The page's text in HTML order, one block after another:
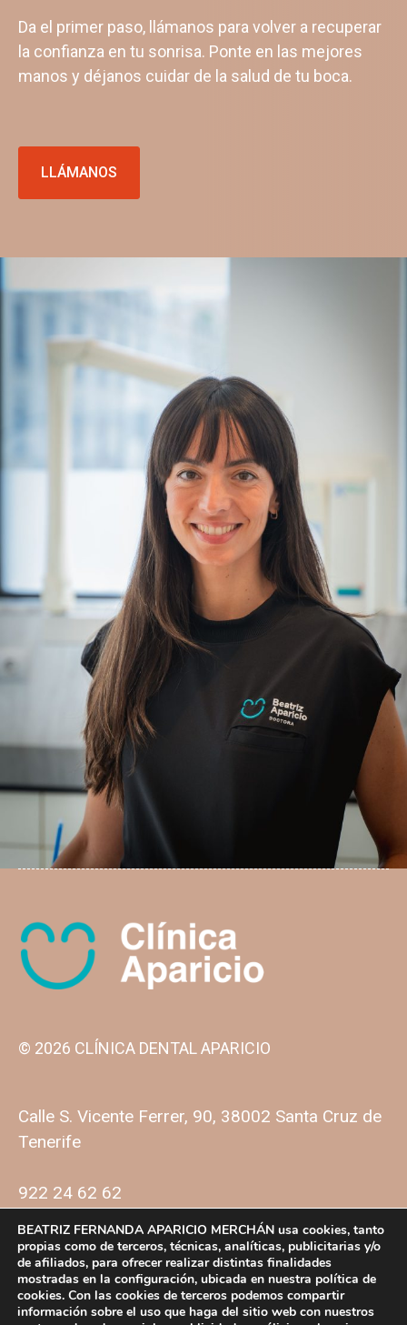
Da el primer paso, llámanos para volver a recuperar
la confianza en tu sonrisa. Ponte en las mejores
manos y déjanos cuidar de la salud de tu boca.
LLÁMANOS
© 2026 CLÍNICA DENTAL APARICIO
Calle S. Vicente Ferrer, 90, 38002 Santa Cruz de
Tenerife
922 24 62 62
BEATRIZ FERNANDA APARICIO MERCHÁN usa cookies, tanto
propias como de terceros, técnicas, analíticas, publicitarias y/o
de afiliados, para ofrecer realizar distintas finalidades
mostradas en la configuración, ubicada en nuestra política de
cookies. Con las cookies de terceros podemos compartir
información sobre el uso que haga del sitio web con nuestros